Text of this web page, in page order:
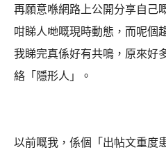
再願意喺網路上公開分享自己
咁睇人哋嘅現時動態，而呢個
我睇完真係好有共鳴，原來好
絡「隱形人」。
以前嘅我，係個「出帖文重度